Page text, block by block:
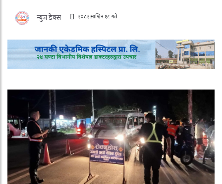
न्युज डेक्स २०८२ आश्विन १८ गते